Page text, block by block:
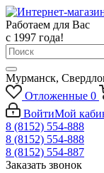
Работаем для Вас
с 1997 года!
Мурманск,
Отложенные 0
ВойтиМой
8 (8152) 554-888
8 (8152) 554-888
8 (8152) 554-887
Заказать звонок